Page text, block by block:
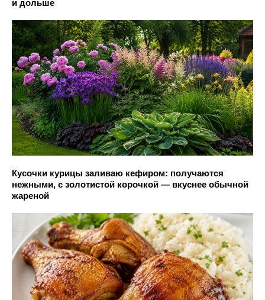
и дольше
Кусочки курицы заливаю кефиром: получаются
нежными, с золотистой корочкой — вкуснее обычной
жареной